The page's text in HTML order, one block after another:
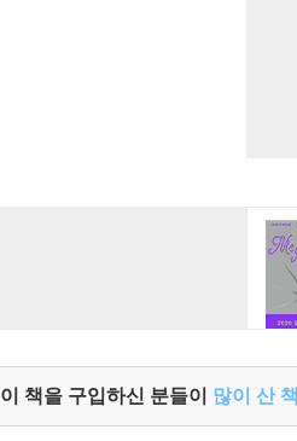
이 책을 구입하신 분들이 많이 산 책